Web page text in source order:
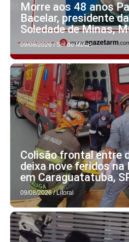
Morre aos 48 anos
Bacelar, presidente
Soledade de Minas,
09/08/2026 / Sul de Minas
Colisão frontal entre
deixa nove feridos na
em Caraguatatuba,
09/08/2026 / Litoral